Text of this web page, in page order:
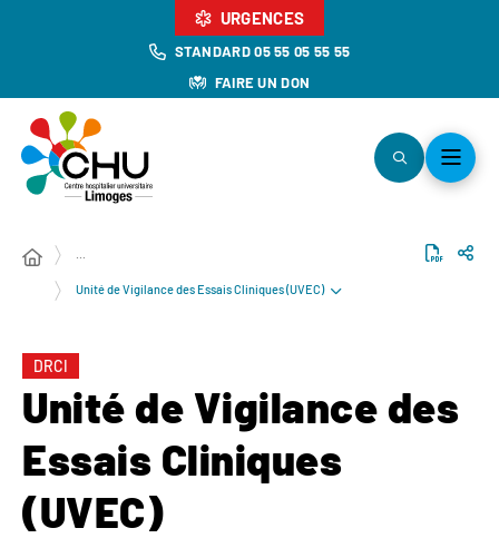
STANDARD 05 55 05 55 55
FAIRE UN DON
URGENCES
…
Unité de Vigilance des Essais Cliniques (UVEC)
DRCI
Unité de Vigilance des
Essais Cliniques
(UVEC)